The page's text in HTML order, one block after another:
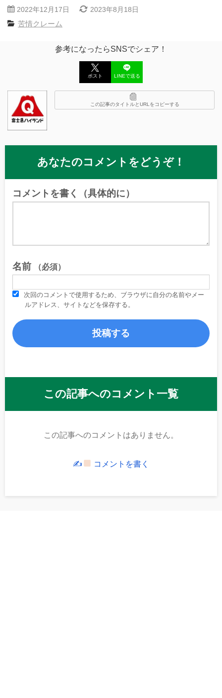
2022年12月17日 2023年8月18日
苦情クレーム
参考になったらSNSでシェア！
ポスト LINEで送る
この記事のタイトルとURLをコピーする
あなたのコメントをどうぞ！
コメントを書く（具体的に）
名前 （必須）
次回のコメントで使用するため、ブラウザに自分の名前やメー
ルアドレス、サイトなどを保存する。
この記事へのコメント一覧
この記事へのコメントはありません。
✍ コメントを書く